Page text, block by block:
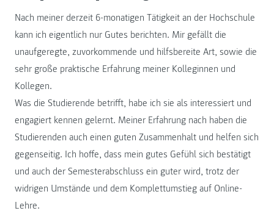
Nach meiner derzeit 6-monatigen Tätigkeit an der Hochschule
kann ich eigentlich nur Gutes berichten. Mir gefällt die
unaufgeregte, zuvorkommende und hilfsbereite Art, sowie die
sehr große praktische Erfahrung meiner Kolleginnen und
Kollegen.
Was die Studierende betrifft, habe ich sie als interessiert und
engagiert kennen gelernt. Meiner Erfahrung nach haben die
Studierenden auch einen guten Zusammenhalt und helfen sich
gegenseitig. Ich hoffe, dass mein gutes Gefühl sich bestätigt
und auch der Semesterabschluss ein guter wird, trotz der
widrigen Umstände und dem Komplettumstieg auf Online-
Lehre.